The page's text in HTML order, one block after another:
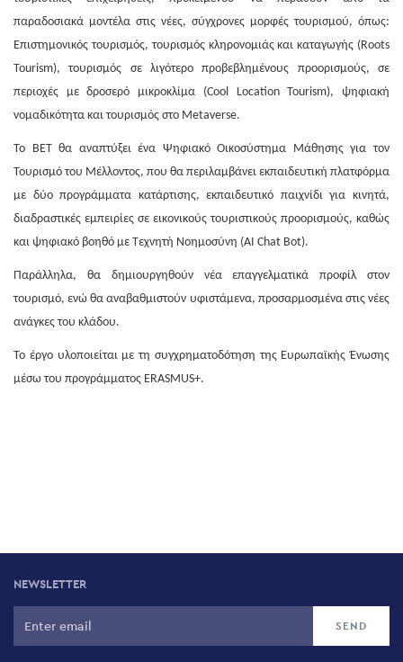
παραδοσιακά μοντέλα στις νέες, σύγχρονες μορφές τουρισμού, όπως:
Επιστημονικός τουρισμός, τουρισμός κληρονομιάς και καταγωγής (Roots
Tourism), τουρισμός σε λιγότερο προβεβλημένους προορισμούς, σε
περιοχές με δροσερό μικροκλίμα (Cool Location Tourism), ψηφιακή
νομαδικότητα και τουρισμός στο Metaverse.
Το BET θα αναπτύξει ένα Ψηφιακό Οικοσύστημα Μάθησης για τον
Τουρισμό του Μέλλοντος, που θα περιλαμβάνει εκπαιδευτική πλατφόρμα
με δύο προγράμματα κατάρτισης, εκπαιδευτικό παιχνίδι για κινητά,
διαδραστικές εμπειρίες σε εικονικούς τουριστικούς προορισμούς, καθώς
και ψηφιακό βοηθό με Τεχνητή Νοημοσύνη (AI Chat Bot).
Παράλληλα, θα δημιουργηθούν νέα επαγγελματικά προφίλ στον
τουρισμό, ενώ θα αναβαθμιστούν υφιστάμενα, προσαρμοσμένα στις νέες
ανάγκες του κλάδου.
Το έργο υλοποιείται με τη συγχρηματοδότηση της Ευρωπαϊκής Ένωσης
μέσω του προγράμματος ERASMUS+.
NEWSLETTER